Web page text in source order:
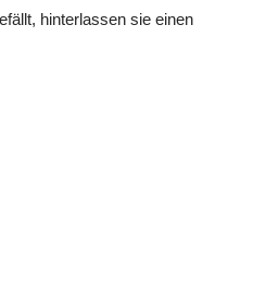
hinterlassen sie einen